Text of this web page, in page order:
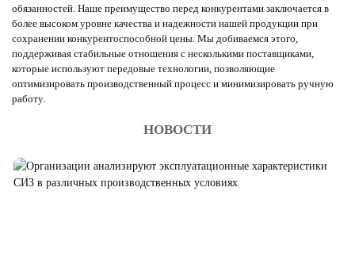
обязанностей. Наше преимущество перед конкурентами заключается в
более высоком уровне качества и надежности нашей продукции при
сохранении конкурентоспособной цены. Мы добиваемся этого,
поддерживая стабильные отношения с несколькими поставщиками,
которые используют передовые технологии, позволяющие
оптимизировать производственный процесс и минимизировать ручную
работу.
НОВОСТИ